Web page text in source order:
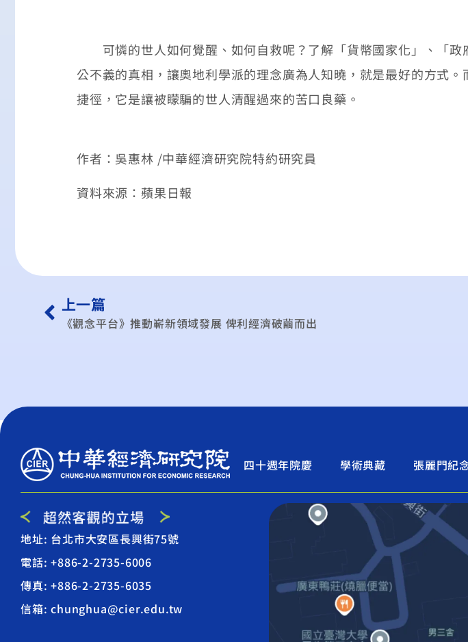
可憐的世人如何覺醒、如何自救呢？了解「貨幣國家化」、「政
公不義的真相，讓奧地利學派的理念廣為人知曉，就是最好的方式
捷徑，它是讓被矇騙的世人清醒過來的苦口良藥。
作者：吳惠林 /中華經濟研究院特約研究員
資料來源：蘋果日報
上一篇
《觀念平台》推動嶄新領域發展 俾利經濟破繭而出
四十週年院慶 學術典藏 張麗門紀
地址: 台北市大安區長興街75號
電話: +886-2-2735-6006
傳真: +886-2-2735-6035
信箱: chunghua@cier.edu.tw